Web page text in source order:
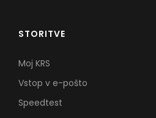
STORITVE
Moj KRS
Vstop v e-pošto
Speedtest